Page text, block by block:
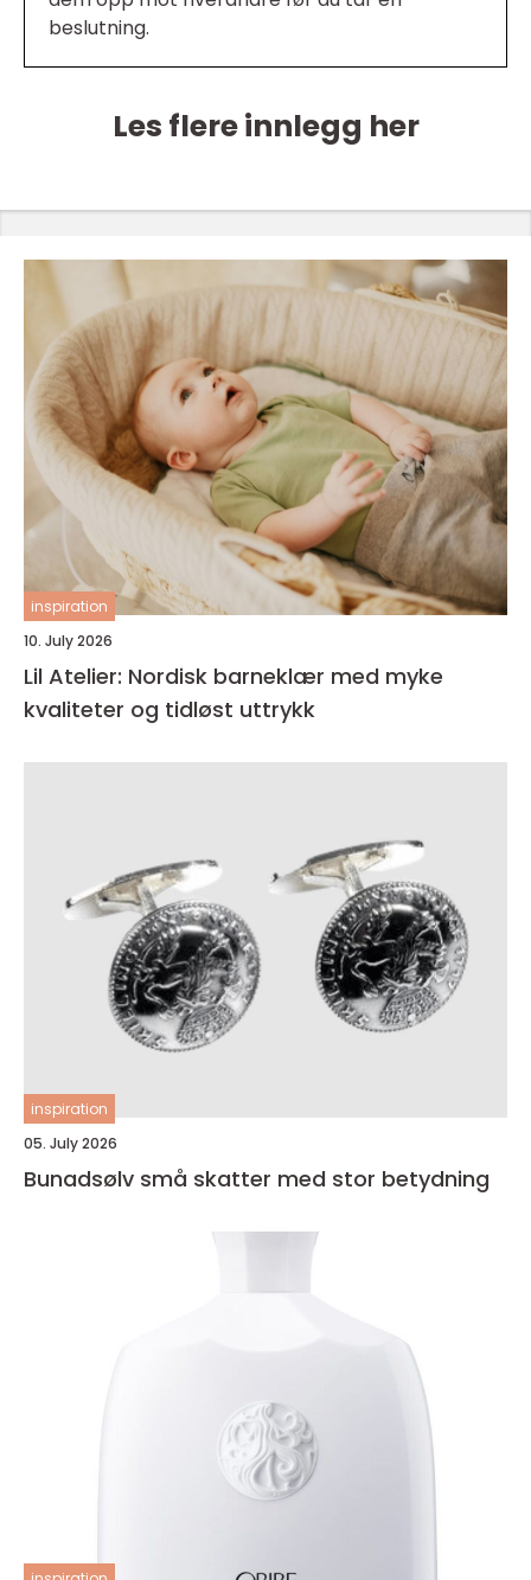
beslutning.
Les flere innlegg her
inspiration
10. July 2026
Lil Atelier: Nordisk barneklær med myke
kvaliteter og tidløst uttrykk
inspiration
05. July 2026
Bunadsølv små skatter med stor betydning